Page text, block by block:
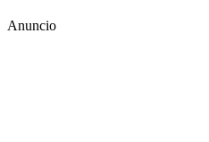
Anuncio